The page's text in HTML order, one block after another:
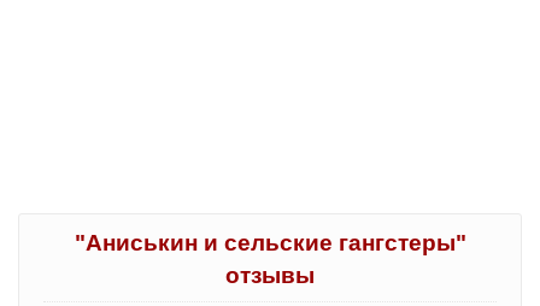
"Аниськин и сельские гангстеры"
отзывы